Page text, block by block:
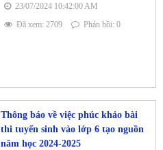
23/07/2024 10:42:00 AM
Đã xem: 2709
Phản hồi: 0
Thông báo về việc phúc khảo bài
thi tuyển sinh vào lớp 6 tạo nguồn
năm học 2024-2025